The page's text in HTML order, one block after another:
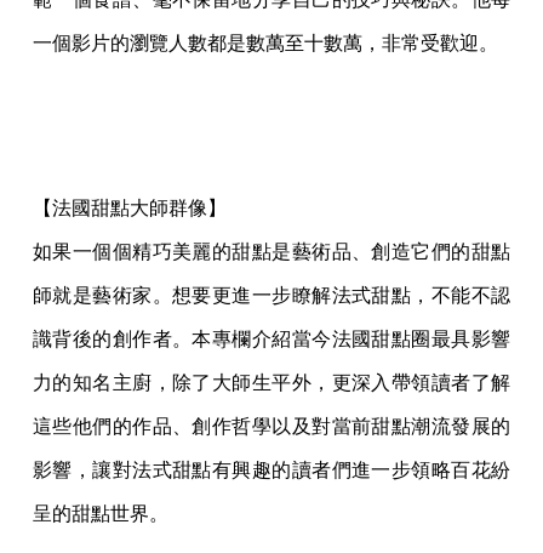
一個影片的瀏覽人數都是數萬至十數萬，非常受歡迎。
【法國甜點大師群像】
如果一個個精巧美麗的甜點是藝術品、創造它們的甜點
師就是藝術家。想要更進一步瞭解法式甜點，不能不認
識背後的創作者。本專欄介紹當今法國甜點圈最具影響
力的知名主廚，除了大師生平外，更深入帶領讀者了解
這些他們的作品、創作哲學以及對當前甜點潮流發展的
影響，讓對法式甜點有興趣的讀者們進一步領略百花紛
呈的甜點世界。